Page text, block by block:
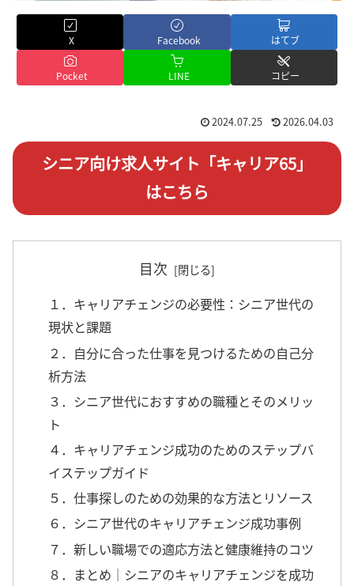
X Facebook はてブ
Pocket LINE コピー
2024.07.25 2026.04.03
シニア向け求人サイト「キャリア65」
はこちら
目次
１．キャリアチェンジの必要性：シニア世代の
現状と課題
２．自分に合った仕事を見つけるための自己分
析方法
３．シニア世代におすすめの職種とそのメリッ
ト
４．キャリアチェンジ成功のためのステップバ
イステップガイド
５．仕事探しのための効果的な方法とリソース
６．シニア世代のキャリアチェンジ成功事例
７．新しい職場での適応方法と健康維持のコツ
８．まとめ｜シニアのキャリアチェンジを成功